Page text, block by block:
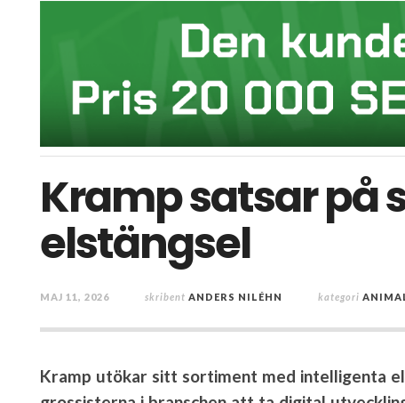
Kramp satsar på
elstängsel
MAJ 11, 2026 skribent ANDERS NILÉHN kategori
Kramp utökar sitt sortiment med intelligenta